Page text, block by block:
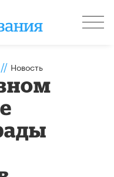
// Новость